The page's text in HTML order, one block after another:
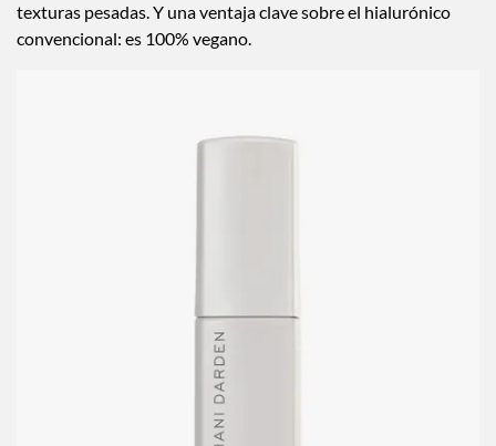
texturas pesadas. Y una ventaja clave sobre el hialurónico
convencional: es 100% vegano.